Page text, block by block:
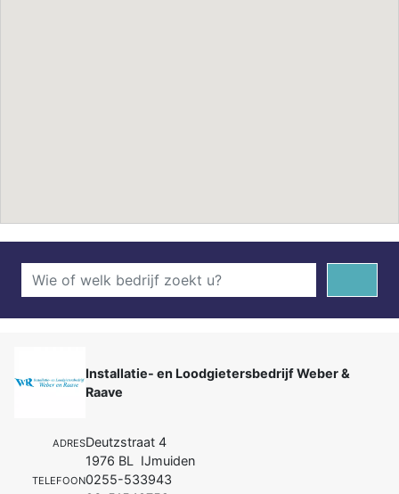
Installatie- en Loodgietersbedrijf Weber &
Raave
ADRESDeutzstraat 4
1976 BL IJmuiden
TELEFOON0255-533943